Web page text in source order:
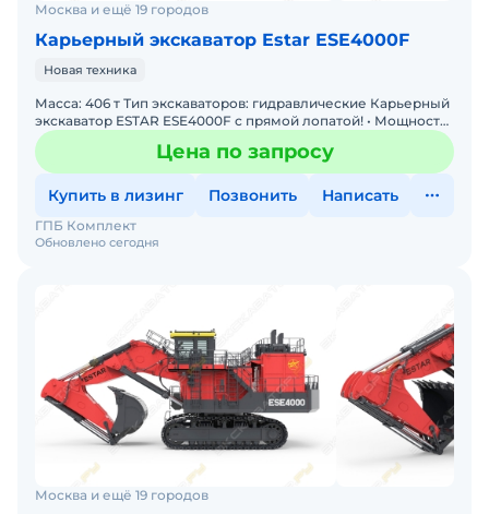
Москва и ещё 19 городов
Карьерный экскаватор Estar ESE4000F
Новая техника
Масса: 406 т Тип экскаваторов: гидравлические Карьерный
экскаватор ESTAR ESE4000F с прямой лопатой! • Мощность:
Двигатель 1 491 кВт • Производительность: Ко
Цена по запросу
Купить в лизинг Позвонить Написать
Обновлено сегодня
ГПБ Комплект
Москва и ещё 19 городов